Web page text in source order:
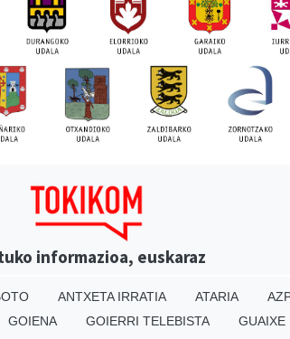
informazioa, euskaraz
ANTXETA IRRATIA ATARIA
GOIENA GOIERRI TELEBISTA GUAIXE